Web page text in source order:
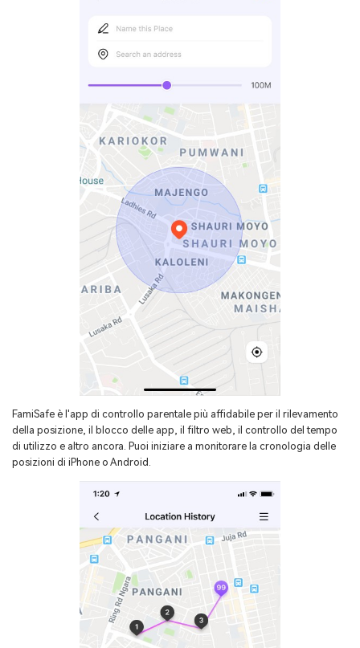
FamiSafe è l'app di controllo parentale più affidabile per il rilevamento
della posizione, il blocco delle app, il filtro web, il controllo del tempo
di utilizzo e altro ancora. Puoi iniziare a monitorare la cronologia delle
posizioni di iPhone o Android.